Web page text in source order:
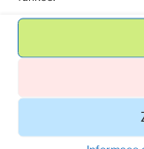
zrychlují proces
Samovznícení
zajištěny tak, aby
uskladněným